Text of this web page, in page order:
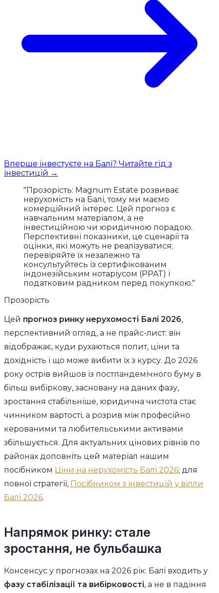
Вперше інвестуєте на Балі? Читайте гід з
інвестицій →
"Прозорість: Magnum Estate розвиває
нерухомість на Балі, тому ми маємо
комерційний інтерес. Цей прогноз є
навчальним матеріалом, а не
інвестиційною чи юридичною порадою.
Перспективні показники, це сценарії та
оцінки, які можуть не реалізуватися;
перевіряйте їх незалежно та
консультуйтесь із сертифікованим
індонезійським нотаріусом (PPAT) і
податковим радником перед покупкою."
Прозорість
Цей прогноз ринку нерухомості Балі 2026,
перспективний огляд, а не прайс-лист: він
відображає, куди рухаються попит, ціни та
дохідність і що може вибити їх з курсу. До 2026
року острів вийшов із постпандемічного буму в
більш вибіркову, засновану на даних фазу,
зростання стабільніше, юридична чистота стає
чинником вартості, а розрив між професійно
керованими та любительськими активами
збільшується. Для актуальних цінових рівнів по
районах доповніть цей матеріал нашим
посібником Ціни на нерухомість Балі 2026; для
повної стратегії, Посібником з інвестицій у вілли
Балі 2026.
Напрямок ринку: стале
зростання, не бульбашка
Консенсус у прогнозах на 2026 рік: Балі входить у
фазу стабілізації та вибірковості, а не в падіння